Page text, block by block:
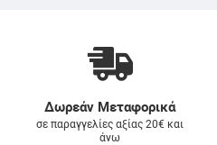
Δωρεάν Μεταφορικά
σε παραγγελίες αξίας 20€ και
άνω